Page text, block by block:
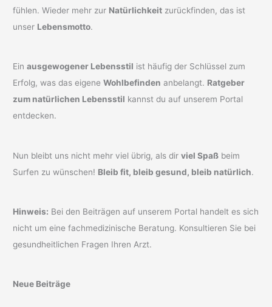
fühlen. Wieder mehr zur Natürlichkeit zurückfinden, das ist
unser Lebensmotto.
Einausgewogener Lebensstil ist häufig der Schlüssel zum
Erfolg, was das eigeneWohlbefinden anbelangt. Ratgeber
zum natürlichen Lebensstil kannst du auf unserem Portal
entdecken.
Nun bleibt uns nicht mehr viel übrig, als dirviel Spaß beim
Surfen zu wünschen! Bleib fit, bleib gesund, bleib natürlich.
Hinweis: Bei den Beiträgen auf unserem Portal handelt es sich
nicht um eine fachmedizinische Beratung. Konsultieren Sie bei
gesundheitlichen Fragen Ihren Arzt.
Neue Beiträge